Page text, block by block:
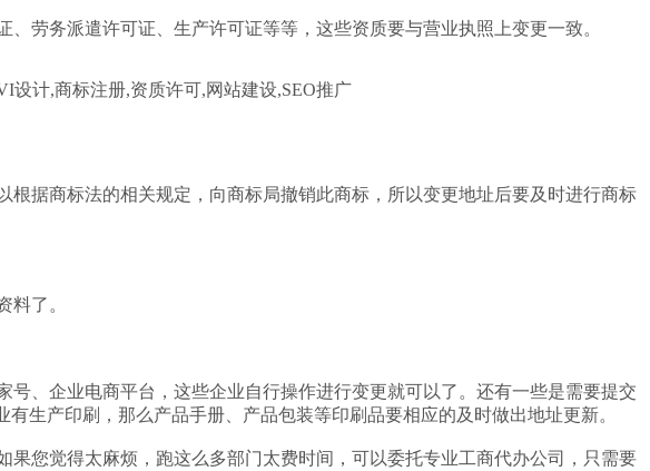
劳务派遣许可证、生产许可证等等，这些资质要与营业执照上变更一致。
据商标法的相关规定，向商标局撤销此商标，所以变更地址后要及时进行商标
料了。
、企业电商平台，这些企业自行操作进行变更就可以了。还有一些是需要提交
生产印刷，那么产品手册、产品包装等印刷品要相应的及时做出地址更新。
您觉得太麻烦，跑这么多部门太费时间，可以委托专业工商代办公司，只需要